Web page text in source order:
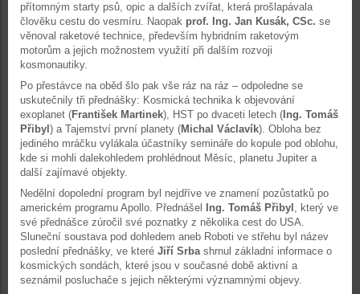
přítomným starty psů, opic a dalších zvířat, která prošlapávala
člověku cestu do vesmíru. Naopak prof. Ing. Jan Kusák, CSc. se
věnoval raketové technice, především hybridním raketovým
motorům a jejich možnostem využití při dalším rozvoji
kosmonautiky.
Po přestávce na oběd šlo pak vše ráz na ráz – odpoledne se
uskutečnily tři přednášky: Kosmická technika k objevování
exoplanet (František Martinek), HST po dvaceti letech ( Ing. Tomáš
Přibyl ) a Tajemství první planety (Michal Václavík). Obloha bez
jediného mráčku vylákala účastníky semináře do kopule pod oblohu,
kde si mohli dalekohledem prohlédnout Měsíc, planetu Jupiter a
další zajímavé objekty.
Nedělní dopolední program byl nejdříve ve znamení pozůstatků po
americkém programu Apollo. Přednášel
Ing. Tomáš Přibyl , který ve
své přednášce zúročil své poznatky z několika cest do USA.
Sluneční soustava pod dohledem aneb Roboti ve střehu byl název
poslední přednášky, ve které Jiří Srba shrnul základní informace o
kosmických sondách, které jsou v současné době aktivní a
seznámil posluchače s jejich některými významnými objevy.